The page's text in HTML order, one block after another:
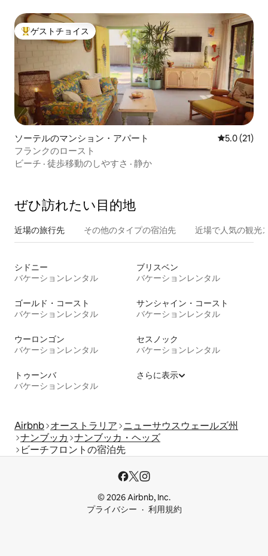
大好評のゲストチョイスです。
ゲストチョイス
ソーテルのマンション・アパート レビュー21
5.0 (21)
フランクのロースト
ビーチ · 徒歩移動のしやすさ · 静か
ぜひ訪⁠れ⁠た⁠い目⁠的⁠地
近場の旅行先 その他のタ⁠イ⁠プ⁠の宿⁠泊⁠先 近場で人気の観光
シドニー
バケーションレンタル
ブリスベン
バケーションレンタル
ゴールド・コースト
バケーションレンタル
サンシャイン・コースト
バケーションレンタル
ウーロンゴン
バケーションレンタル
セスノック
バケーションレンタル
トゥーンバ
バケーションレンタル
さらに表示
Airbnb オーストラリア ニューサウスウェールズ州
ナンブッカ ナンブッカ・ヘッズ
ビーチフロントの宿泊先
© 2026 Airbnb, Inc.
プライバシー
利用規約